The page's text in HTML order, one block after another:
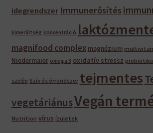
idegrendszer Immunerősítés
kimerültség koncentráció
magnifood complex magnézium
Niedermaier omega 3 oxidatív stressz
szelén Szív és érrendszer tejmentes
vegetáriánusVegán
Nutrition vírus ízületek